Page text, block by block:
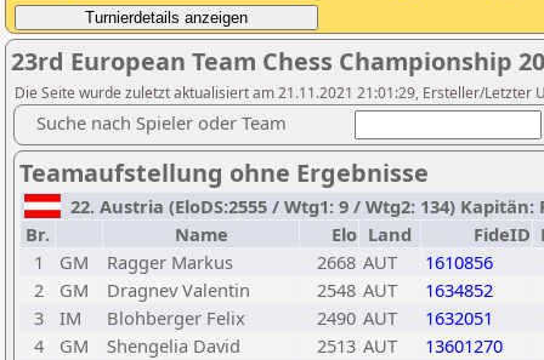
23rd European Team Chess Championship
Die Seite wurde zuletzt aktualisiert am 21.11.2021 21:01:29, Ersteller/Letzter
Suche nach Spieler oder Team
Teamaufstellung ohne Ergebnisse
22. Austria (EloDS:2555 / Wtg1: 9 / Wtg2: 134)
Br.
Name Elo Land FideID
1
GM Ragger Markus 2668 AUT
1610856
2
GM Dragnev Valentin 2548 AUT
1634852
3
IM Blohberger Felix 2490 AUT
1632051
4
GM Shengelia David 2513 AUT
13601270